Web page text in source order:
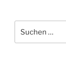
nach: